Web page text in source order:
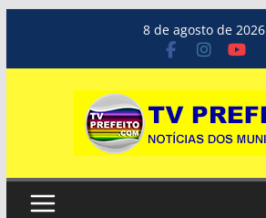
o
8 de agosto de 2026